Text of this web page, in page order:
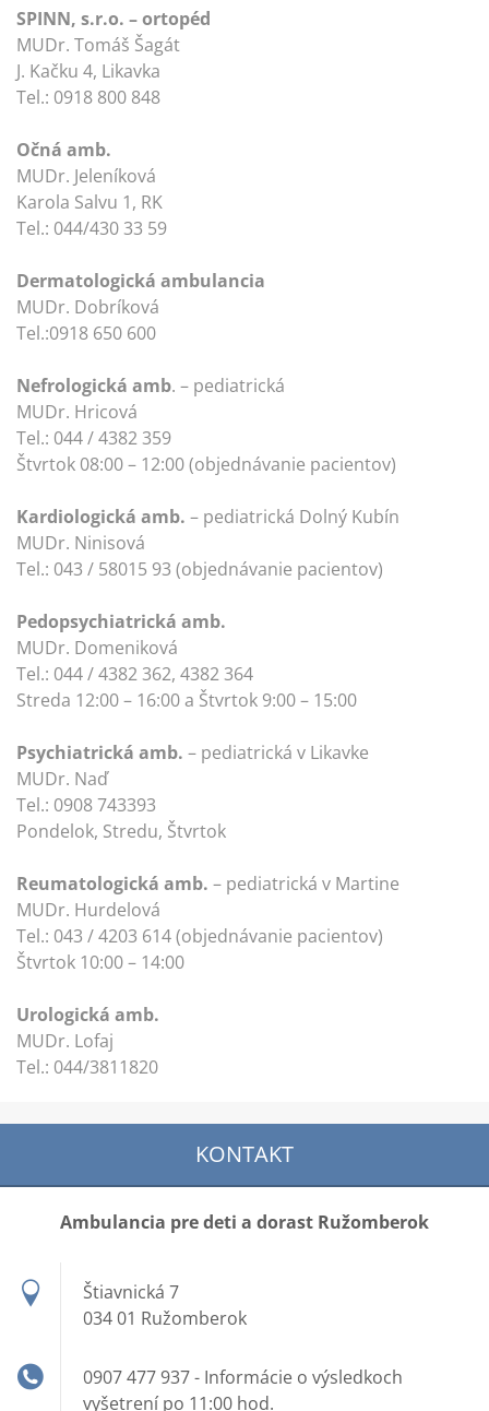
SPINN, s.r.o. –ortopéd
MUDr. Tomáš Šagát
J. Kačku 4, Likavka
Tel.: 0918 800 848
Očná amb.
MUDr. Jeleníková
Karola Salvu 1, RK
Tel.: 044/430 33 59
Dermatologická ambulancia
MUDr. Dobríková
Tel.:0918 650 600
Nefrologická amb. – pediatrická
MUDr. Hricová
Tel.: 044 / 4382 359
Štvrtok 08:00 – 12:00 (objednávanie pacientov)
Kardiologická amb. – pediatrická Dolný Kubín
MUDr. Ninisová
Tel.: 043 / 58015 93 (objednávanie pacientov)
Pedopsychiatrická amb.
MUDr. Domeniková
Tel.: 044 / 4382 362, 4382 364
Streda 12:00 – 16:00 a Štvrtok 9:00 – 15:00
Psychiatrická amb. – pediatrická v Likavke
MUDr. Naď
Tel.: 0908 743393
Pondelok, Stredu, Štvrtok
Reumatologická amb. – pediatrická v Martine
MUDr. Hurdelová
Tel.: 043 / 4203 614 (objednávanie pacientov)
Štvrtok 10:00 – 14:00
Urologická amb.
MUDr. Lofaj
Tel.: 044/3811820‬
KONTAKT
Ambulancia pre deti a dorast Ružomberok
Štiavnická 7
034 01 Ružomberok
0907 477 937 - Informácie o výsledkoch
vyšetrení po 11:00 hod.